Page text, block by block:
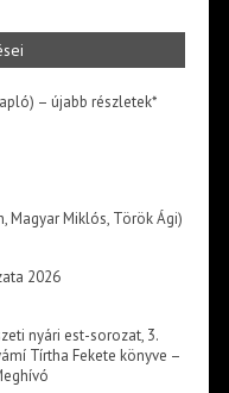
– újabb részletek*
Magyar Miklós, Török Ági)
2026
nyári est-sorozat, 3.
Tírtha Fekete könyve –